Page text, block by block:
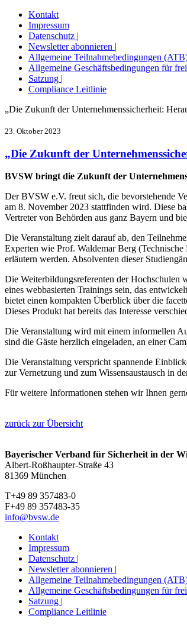
Kontakt
Impressum
Datenschutz |
Newsletter abonnieren |
Allgemeine Teilnahmebedingungen
Allgemeine Geschäftsbedingungen für
Satzung |
Compliance Leitlinie
„Die Zukunft der Unternehmenssicherheit:
23. Oktober 2023
„Die Zukunft der
BVSW bringt die Zukunft der
Der BVSW e.V. freut sich, die bevorstehende
am 8. November 2023 stattfinden wird. Diese
Vertreter von Behörden aus ganz Bayern und
Die Veranstaltung zielt darauf ab, den
Experten wie Prof. Waldemar Berg
erläutern werden. Absolventen dieser
Die Weiterbildungsreferenten der Hochschulen
eines webbasierten Trainings sein, das
bietet einen kompakten Überblick über die
Dieses Produkt hat bereits das Interesse
Die Veranstaltung wird mit einem informellen
sind die Gäste herzlich eingeladen, an einer
Die Veranstaltung verspricht spannende
zur Vernetzung und zum Wissensaustausch in
Für weitere Informationen stehen wir Ihnen
zurück zur Übersicht
Bayerischer Verband für Sicherheit in der
Albert-Roßhaupter-Straße 43
81369 München
T+49 89 357483-0
F+49 89 357483-35
info@bvsw.de
Kontakt
Impressum
Datenschutz |
Newsletter abonnieren |
Allgemeine Teilnahmebedingungen
Allgemeine Geschäftsbedingungen für
Satzung |
Compliance Leitlinie